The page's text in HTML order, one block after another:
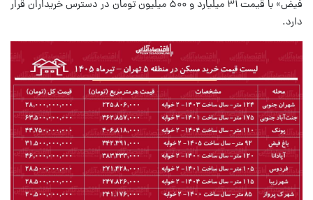
فیض» با قیمت ۳۱ میلیارد و ۵۰۰ میلیون تومان در دسترس خریداران قرار
دارد.